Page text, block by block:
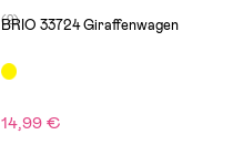
(2)
BRIO 33724 Giraffenwagen
14,99 €